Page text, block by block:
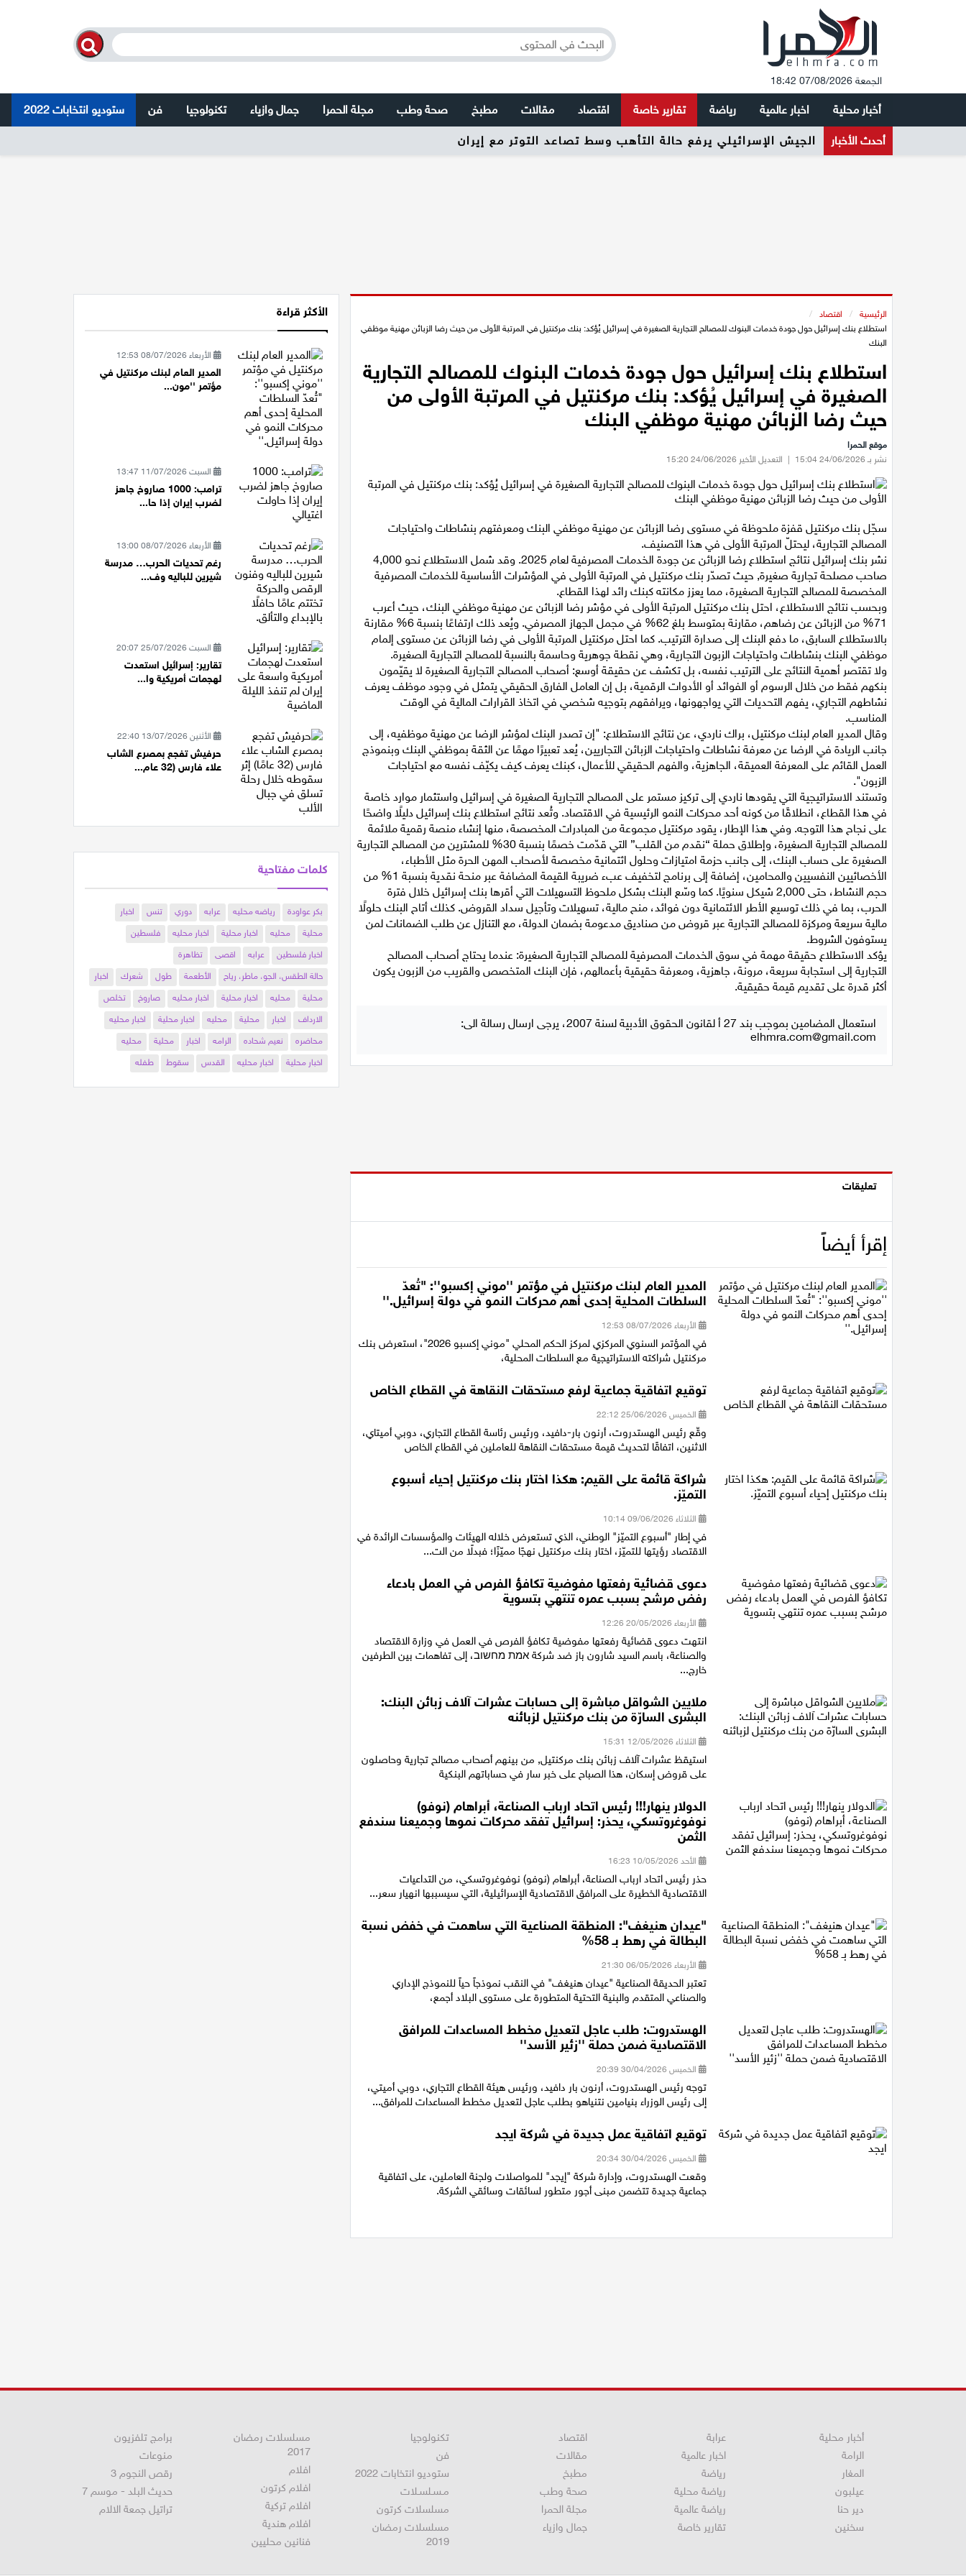
الجمعة 07/08/2026 18:42
أخبار محلية اخبار عالمية رياضة تقارير خاصة اقتصاد مقالات مطبخ صحة وطب مجلة الحمرا جمال وازياء تكنولوجيا فن ستوديو انتخابات 2022
أحدث الأخبار الجيش الإسرائيلي يرفع حالة التأهب وسط تصاعد التوتر مع إيران
الرئيسية / اقتصاد
/
استطلاع بنك إسرائيل حول جودة خدمات البنوك للمصالح التجارية الصغيرة في إسرائيل يُؤكد: بنك مركنتيل في المرتبة الأولى من حيث رضا الزبائن مهنية موظفي
البنك
استطلاع بنك إسرائيل حول جودة خدمات البنوك للمصالح التجارية
الصغيرة في إسرائيل يُؤكد: بنك مركنتيل في المرتبة الأولى من
حيث رضا الزبائن مهنية موظفي البنك
موقع الحمرا
نشر بـ 24/06/2026 15:04
| التعديل الأخير 24/06/2026 15:20
سجّل بنك مركنتيل قفزة ملحوظة في مستوى رضا الزبائن عن مهنية موظفي البنك ومعرفتهم بنشاطات واحتياجات
المصالح التجارية، ليحتلّ المرتبة الأولى في هذا التصنيف.
نشر بنك إسرائيل نتائج استطلاع رضا الزبائن عن جودة الخدمات المصرفية لعام 2025. وقد شمل الاستطلاع نحو 4,000
صاحب مصلحة تجارية صغيرة, حيث تصدّر بنك مركنتيل في المرتبة الأولى في المؤشرات الأساسية للخدمات المصرفية
المخصصة للمصالح التجارية الصغيرة، مما يعزز مكانته كبنك رائد لهذا القطاع.
وبحسب نتائج الاستطلاع، احتل بنك مركنتيل المرتبة الأولى في مؤشر رضا الزبائن عن مهنية موظفي البنك، حيث أعرب
71% من الزبائن عن رضاهم، مقارنة بمتوسط بلغ 62% في مجمل الجهاز المصرفي. ويُعد ذلك ارتفاعًا بنسبة 6% مقارنة
بالاستطلاع السابق، ما دفع البنك إلى صدارة الترتيب. كما احتل مركنتيل المرتبة الأولى في رضا الزبائن عن مستوى إلمام
موظفي البنك بنشاطات واحتياجات الزبون التجارية، وهي نقطة جوهرية وحاسمة بالنسبة للمصالح التجارية الصغيرة.
ولا تقتصر أهمية النتائج على الترتيب نفسه، بل تكشف عن حقيقة أوسع: أصحاب المصالح التجارية الصغيرة لا يقيّمون
بنكهم فقط من خلال الرسوم أو الفوائد أو الأدوات الرقمية، بل إن العامل الفارق الحقيقي يتمثل في وجود موظف يعرف
نشاطهم التجاري، يفهم التحديات التي يواجهونها، ويرافقهم بتوجيه شخصي في اتخاذ القرارات المالية في الوقت
المناسب.
وقال المدير العام لبنك مركنتيل، براك ناردي، عن نتائج الاستطلاع: "إن تصدر البنك لمؤشر الرضا عن مهنية موظفيه، إلى
جانب الريادة في الرضا عن معرفة نشاطات واحتياجات الزبائن التجاريين، يُعد تعبيرًا مهمًا عن الثقة بموظفي البنك وبنموذج
العمل القائم على المعرفة العميقة، الجاهزية، والفهم الحقيقي للأعمال، كبنك يعرف كيف يكيّف نفسه مع احتياجات
الزبون".
وتستند الاستراتيجية التي يقودها ناردي إلى تركيز مستمر على المصالح التجارية الصغيرة في إسرائيل واستثمار موارد خاصة
في هذا القطاع، انطلاقًا من كونه أحد محركات النمو الرئيسية في الاقتصاد. وتُعد نتائج استطلاع بنك إسرائيل دليلًا واضحًا
على نجاح هذا التوجه. وفي هذا الإطار، يقود مركنتيل مجموعة من المبادرات المخصصة، منها إنشاء منصة رقمية ملائمة
للمصالح التجارية الصغيرة، وإطلاق حملة “نقدم من القلب” التي قدّمت خصمًا بنسبة 30% للمشترين من المصالح التجارية
الصغيرة على حساب البنك، إلى جانب حزمة امتيازات وحلول ائتمانية مخصصة لأصحاب المهن الحرة مثل الأطباء،
الأخصائيين النفسيين والمحامين، إضافة إلى برنامج لتخفيف عبء ضريبة القيمة المضافة عبر منحة نقدية بنسبة 1% من
حجم النشاط، حتى 2,000 شيكل سنويًا. كما وسّع البنك بشكل ملحوظ التسهيلات التي أقرها بنك إسرائيل خلال فترة
الحرب، بما في ذلك توسيع الأطر الائتمانية دون فوائد، منح مالية، تسهيلات وتأجيل سداد القروض. كذلك أتاح البنك حلولًا
مالية سريعة ومركزة للمصالح التجارية عبر قروض من صناديق مدعومة بضمان الدولة، مع التنازل عن طلب الضمانات لمن
يستوفون الشروط.
يؤكد الاستطلاع حقيقة مهمة في سوق الخدمات المصرفية للمصالح التجارية الصغيرة: عندما يحتاج أصحاب المصالح
التجارية إلى استجابة سريعة، مرونة، جاهزية، ومعرفة حقيقية بأعمالهم، فإن البنك المتخصص والقريب من الزبون يكون
أكثر قدرة على تقديم قيمة حقيقية.
استعمال المضامين بموجب بند 27 أ لقانون الحقوق الأدبية لسنة 2007، يرجى ارسال رسالة الى:
elhmra.com@gmail.com
تعليقات
إقرأ أيضاً
المدير العام لبنك مركنتيل في مؤتمر ''موني إكسبو'': "تُعدّ
السلطات المحلية إحدى أهم محركات النمو في دولة إسرائيل.''
الأربعاء 08/07/2026 12:53
في المؤتمر السنوي المركزي لمركز الحكم المحلي "موني إكسبو 2026"، استعرض بنك
مركنتيل شراكته الاستراتيجية مع السلطات المحلية،
توقيع اتفاقية جماعية لرفع مستحقات النقاهة في القطاع الخاص
الخميس 25/06/2026 22:12
وقّع رئيس الهستدروت، أرنون بار-دافيد، ورئيس رئاسة القطاع التجاري، دوبي أميتاي،
الاثنين، اتفاقًا لتحديث قيمة مستحقات النقاهة للعاملين في القطاع الخاص
شراكة قائمة على القيم: هكذا اختار بنك مركنتيل إحياء أسبوع
التميّز.
الثلاثاء 09/06/2026 10:14
في إطار "أسبوع التميّز" الوطني، الذي تستعرض خلاله الهيئات والمؤسسات الرائدة في
الاقتصاد رؤيتها للتميّز، اختار بنك مركنتيل نهجًا مميّزًا؛ فبدلًا من الت...
دعوى قضائية رفعتها مفوضية تكافؤ الفرص في العمل بادعاء
رفض مرشح بسبب عمره تنتهي بتسوية
الأربعاء 20/05/2026 12:26
انتهت دعوى قضائية رفعتها مفوضية تكافؤ الفرص في العمل في وزارة الاقتصاد
والصناعة، باسم السيد شارون باز ضد شركة אמת מחשוב، إلى تفاهمات بين الطرفين
خارج...
ملايين الشواقل مباشرة إلى حسابات عشرات آلاف زبائن البنك:
البشرى السارّة من بنك مركنتيل لزبائنه
الثلاثاء 12/05/2026 15:31
استيقظ عشرات آلاف زبائن بنك مركنتيل, من بينهم أصحاب مصالح تجارية وحاصلون
على قروض إسكان، هذا الصباح على خبر سار في حساباتهم البنكية
الدولار ينهار!!! رئيس اتحاد ارباب الصناعة، أبراهام (نوفو)
نوفوغروتسكي، يحذر: إسرائيل تفقد محركات نموها وجميعنا سندفع
الثمن
الأحد 10/05/2026 16:23
حذر رئيس اتحاد ارباب الصناعة، أبراهام (نوفو) نوفوغروتسكي، من التداعيات
الاقتصادية الخطيرة على المرافق الاقتصادية الإسرائيلية، التي سيسببها انهيار سعر...
"عيدان هنيغف": المنطقة الصناعية التي ساهمت في خفض نسبة
البطالة في رهط بـ 58%
الأربعاء 06/05/2026 21:30
تعتبر الحديقة الصناعية "عيدان هنيغف" في النقب نموذجاً حياً للنموذج الإداري
والصناعي المتقدم والبنية التحتية المتطورة على مستوى البلاد أجمع،
الهستدروت: طلب عاجل لتعديل مخطط المساعدات للمرافق
الاقتصادية ضمن حملة ''زئير الأسد''
الخميس 30/04/2026 20:39
توجه رئيس الهستدروت، أرنون بار دافيد، ورئيس هيئة القطاع التجاري، دوبي أميتي،
إلى رئيس الوزراء بنيامين نتنياهو بطلب عاجل لتعديل مخطط المساعدات للمرافق...
توقيع اتفاقية عمل جديدة في شركة ايجد
الخميس 30/04/2026 20:34
وقعت الهستدروت، وإدارة شركة "إيجد" للمواصلات ولجنة العاملين، على اتفاقية
جماعية جديدة تتضمن مبنى أجور متطور لسائقات وسائقي الشركة.
الأكثر قراءة
الأربعاء 08/07/2026 12:53
المدير العام لبنك مركنتيل في
مؤتمر ''مون...
السبت 11/07/2026 13:47
ترامب: 1000 صاروخ جاهز
لضرب إيران إذا حا...
الأربعاء 08/07/2026 13:00
رغم تحديات الحرب… مدرسة
شيرين للباليه وف...
السبت 25/07/2026 20:07
تقارير: إسرائيل استعدت
لهجمات أمريكية وا...
الأثنين 13/07/2026 22:40
حرفيش تفجع بمصرع الشاب
علاء فارس (32 عام...
كلمات مفتاحية
بكر عواودة رياضه محليه عرابه دوري تنس
اخبار
محلية
محليه اخبار محلية اخبار محليه
فلسطين
اخبار فلسطين
عرابه اقصى
تظاهرة
حالة الطقس، الجو، ماطر، رياح
الأطعمة طول شعرك
اخبار
محلية
محليه اخبار محلية اخبار محليه صاروخ
تخلص
الارداف
اخبار محلية محليه اخبار محلية
اخبار محليه
محاضره
نعيم شحاده الرامه اخبار محلية
محليه
اخبار محلية
اخبار محليه القدس سقوط طفله
أخبار محلية
الرامة
المغار
عيلبون
دير حنا
سخنين
عرابة
اخبار عالمية
رياضة
رياضة محلية
رياضة عالمية
تقارير خاصة
اقتصاد
مقالات
مطبخ
صحة وطب
مجلة الحمرا
جمال وازياء
تكنولوجيا
فن
ستوديو انتخابات 2022
مـسـلسـلات
مسلسلات كرتون
مسلسلات رمضان
2019
مسلسلات رمضان
2017
افلام
افلام كرتون
افلام تركية
افلام هندية
فنانين محليين
برامج تلفزيون
منوعات
رقص النجوم 3
حديث البلد - موسم 7
تراتيل جمعة الالام